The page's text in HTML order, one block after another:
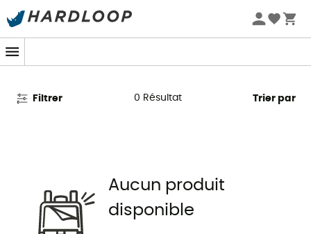
Promos d'été 🔥 -5 % EXTRA dès 2 produits* code Summer5
Pieps en promo
Filtrer 0 Résultat Trier par
Aucun produit
disponible